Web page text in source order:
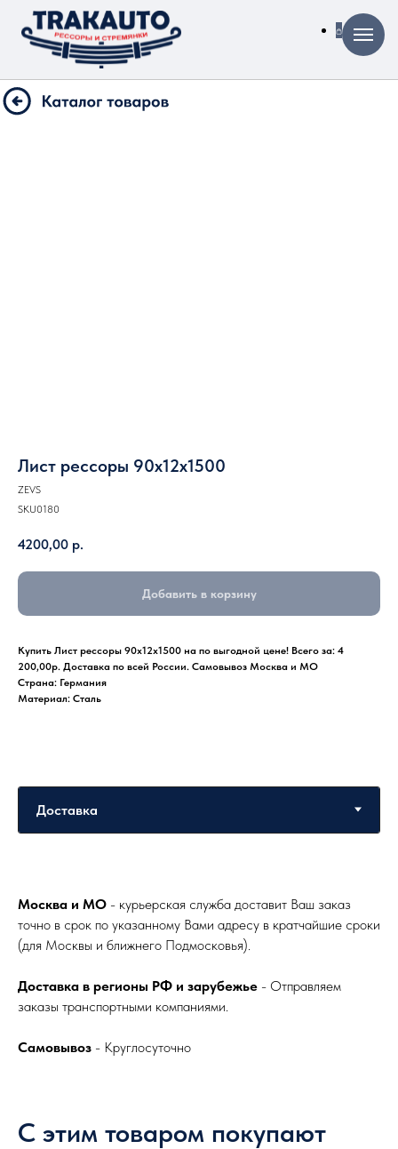
Лист рессоры 90x12x1500
ZEVS
SKU0180
4200,00 р.
Добавить в корзину
Купить Лист рессоры 90x12x1500 на по выгодной цене! Всего за: 4
200,00р. Доставка по всей России. Самовывоз Москва и МО
Страна: Германия
Материал: Сталь
Москва и МО - курьерская служба доставит Ваш заказ
точно в срок по указанному Вами адресу в кратчайшие сроки
(для Москвы и ближнего Подмосковья).
Доставка в регионы РФ и зарубежье - Отправляем
заказы транспортными компаниями.
Самовывоз - Круглосуточно
С этим товаром покупают